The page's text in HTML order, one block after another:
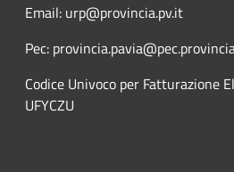
Email: urp@provincia.pv.it
Pec:
Codice Univoco per Fatturazione
UFYCZU